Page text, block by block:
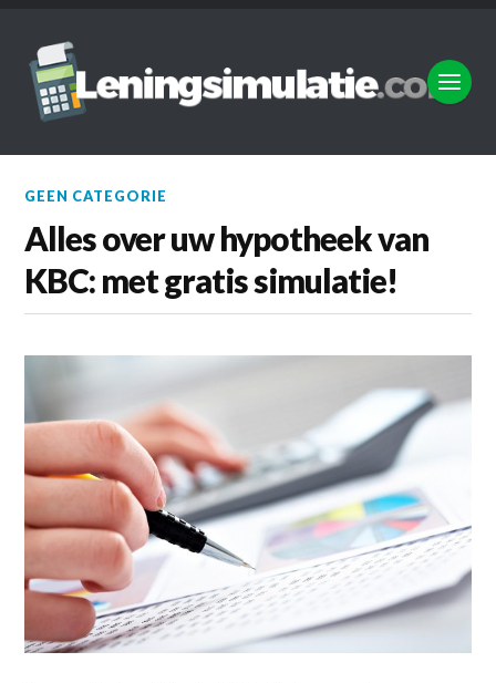
GEEN CATEGORIE
Alles over uw hypotheek van
KBC: met gratis simulatie!